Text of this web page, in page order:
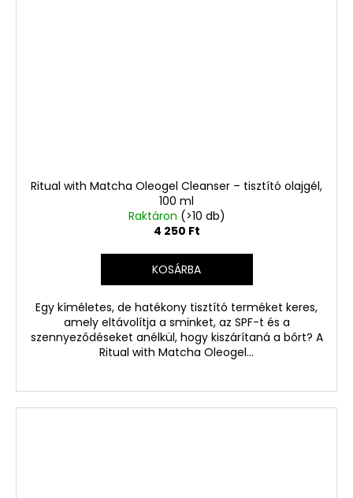
Ritual with Matcha Oleogel Cleanser – tisztító olajgél,
100 ml
Raktáron (>10 db)
4 250 Ft
KOSÁRBA
Egy kíméletes, de hatékony tisztító terméket keres,
amely eltávolítja a sminket, az SPF-t és a
szennyeződéseket anélkül, hogy kiszárítaná a bőrt? A
Ritual with Matcha Oleogel...